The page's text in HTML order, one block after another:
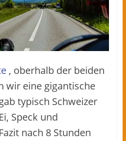
, oberhalb der beiden
wir eine gigantische
typisch Schweizer
Speck und
nach 8 Stunden